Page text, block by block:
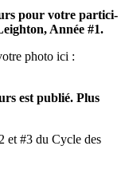
pour votre par­ti­ci­
Année #1.
photo ici :
est publié. Plus
et #3 du Cycle des